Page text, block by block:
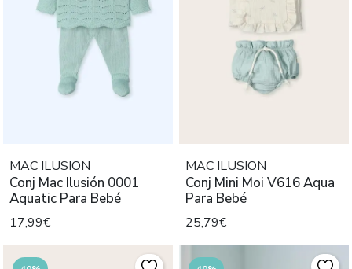
MAC ILUSION
Conj Mac Ilusión 0001
Aquatic Para Bebé
17,99€
MAC ILUSION
Conj Mini Moi V616 Aqua
Para Bebé
25,79€